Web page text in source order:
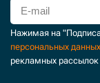
Нажимая на
персональных данных
рекламных рассылок